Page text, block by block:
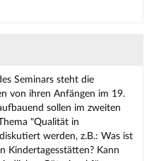
Seminars steht die
von ihren Anfängen im 19.
sollen im zweiten
"Qualität in
werden, z.B.: Was ist
Kindertagesstätten? Kann